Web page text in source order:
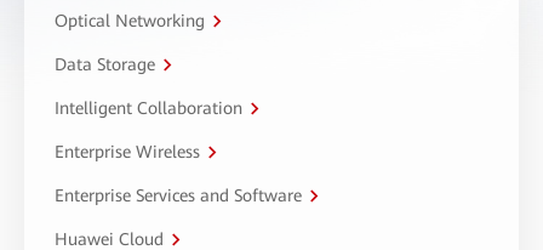
Optical Networking
Data Storage
Intelligent Collaboration
Enterprise Wireless
Enterprise Services and Software
Huawei Cloud